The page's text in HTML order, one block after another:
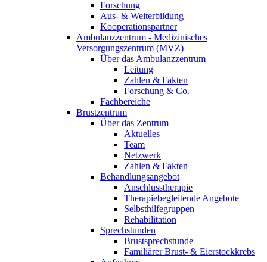
Forschung
Aus- & Weiterbildung
Kooperationspartner
Ambulanzzentrum - Medizinisches
Versorgungszentrum (MVZ)
Über das Ambulanzzentrum
Leitung
Zahlen & Fakten
Forschung & Co.
Fachbereiche
Brustzentrum
Über das Zentrum
Aktuelles
Team
Netzwerk
Zahlen & Fakten
Behandlungsangebot
Anschlusstherapie
Therapiebegleitende Angebote
Selbsthilfegruppen
Rehabilitation
Sprechstunden
Brustsprechstunde
Familiärer Brust- & Eierstockkrebs